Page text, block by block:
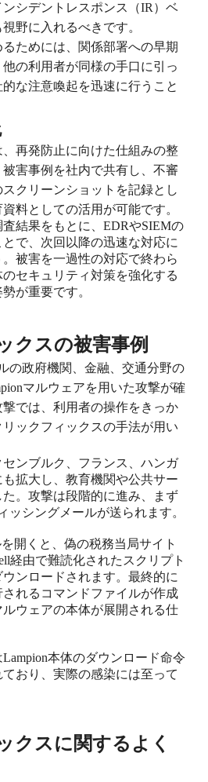
シデントレスポンス（IR）ベ
野に入れるべきです。
ためには、関係部署への早期
の利用者が同様の手口に引っ
な注意喚起を迅速に行うこと
再発防止に向けた仕組みの整
害事例を社内で共有し、不審
クリーンショットを記録とし
料としての活用が可能です。
結果をもとに、EDRやSIEMの
で、次回以降の迅速な対応に
被害を一過性の対応で終わら
セキュリティ対策を強化する
が重要です。
クスの被害事例
の政府機関、金融、交通分野の
マルウェアを用いた攻撃が確
では、利用者の操作をきっか
ックフィックスの手法が用い
ンブルク、フランス、ハンガ
拡大し、教育機関や公共サー
。攻撃は段階的に進み、まず
ッシングメールが送られます。
開くと、偽の税務当局サイト
経由で難読化されたスクリプト
ンロードされます。最終的に
れるコマンドファイルが作成
ウェアの本体が展開される仕
本体のダウンロード命令
おり、実際の感染には至って
クスに関するよく